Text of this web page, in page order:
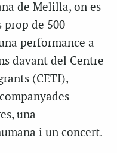
de Melilla, on es
de 500
performance a
davant del Centre
(CETI),
una
i un concert.